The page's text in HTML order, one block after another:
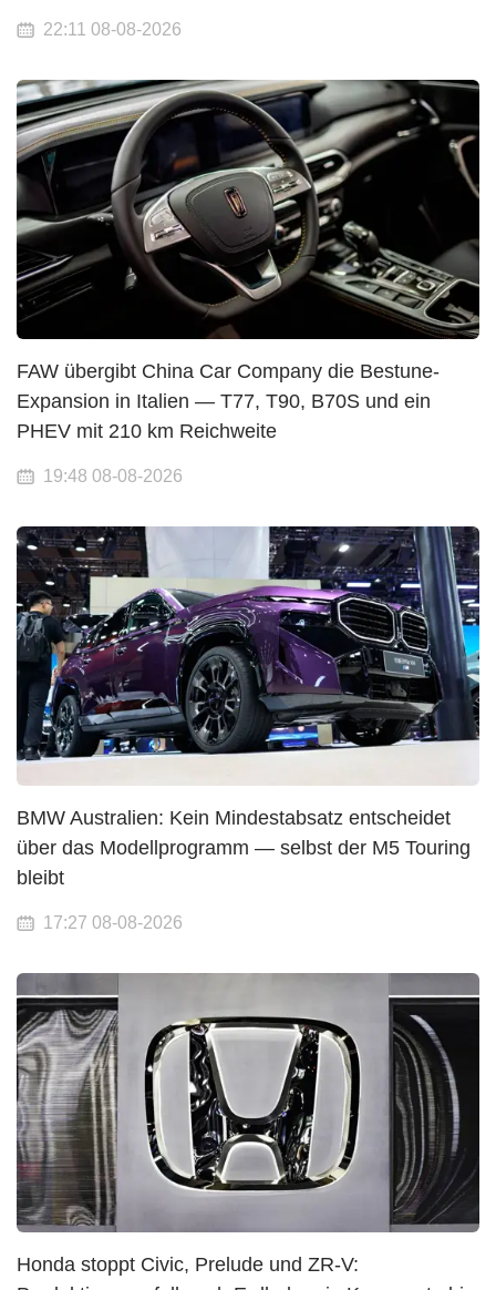
22:11 08-08-2026
FAW übergibt China Car Company die Bestune-
Expansion in Italien — T77, T90, B70S und ein
PHEV mit 210 km Reichweite
19:48 08-08-2026
BMW Australien: Kein Mindestabsatz entscheidet
über das Modellprogramm — selbst der M5 Touring
bleibt
17:27 08-08-2026
Honda stoppt Civic, Prelude und ZR-V: